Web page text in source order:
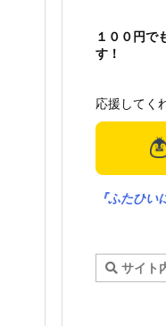
１００円で
す！
応援してく
『ふたひい